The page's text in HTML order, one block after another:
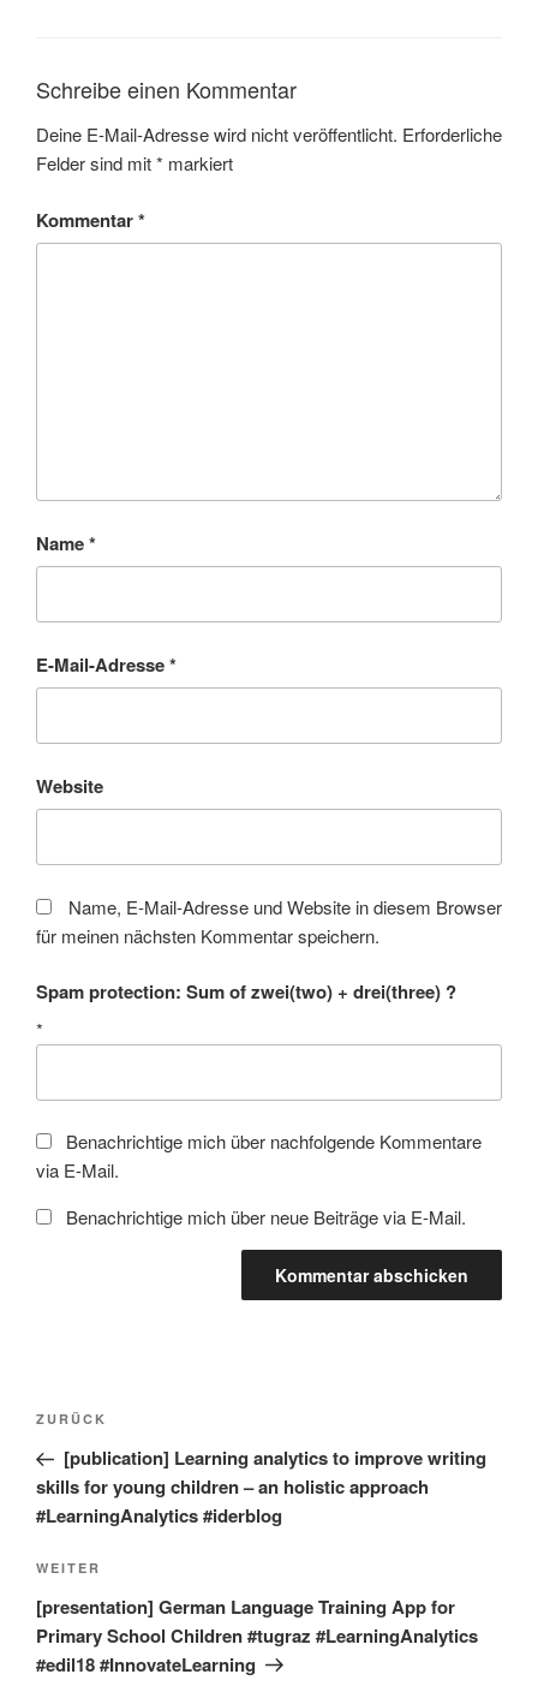
Schreibe einen Kommentar
Deine E-Mail-Adresse wird nicht veröffentlicht. Erforderliche
Felder sind mit* markiert
Kommentar*
Name*
E-Mail-Adresse*
Website
Name, E-Mail-Adresse und Website in diesem Browser
für meinen nächsten Kommentar speichern.
Spam protection: Sum of zwei(two) + drei(three) ?
*
Benachrichtige mich über nachfolgende Kommentare
via E-Mail.
Benachrichtige mich über neue Beiträge via E-Mail.
Beitragsnavigation
Vorheriger
Beitrag
ZURÜCK
[publication] Learning analytics to improve writing
skills for young children – an holistic approach
#LearningAnalytics #iderblog
Nächster
Beitrag
WEITER
[presentation] German Language Training App for
Primary School Children #tugraz #LearningAnalytics
#edil18 #InnovateLearning